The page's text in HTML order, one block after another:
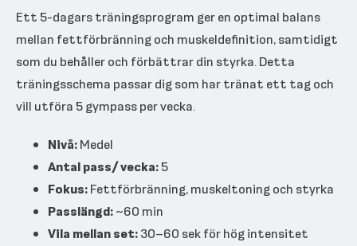
Ett 5-dagars träningsprogram ger en optimal balans
mellan fettförbränning och muskeldefinition, samtidigt
som du behåller och förbättrar din styrka. Detta
träningsschema passar dig som har tränat ett tag och
vill utföra 5 gympass per vecka.
Nivå:Medel
Antal pass/ vecka:5
Fokus:Fettförbränning, muskeltoning och styrka
Passlängd:~60 min
Vila mellan set:30–60 sek för hög intensitet